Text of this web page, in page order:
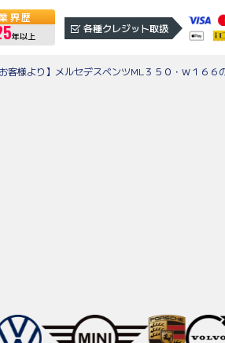
界歴
年以上
各種クレジット取扱
客様より】メルセデスベンツML３５０・W１６